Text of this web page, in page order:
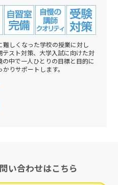
しくなった学校の授業に対し
スト対策、大学入試に向けた対
中で一人ひとりの目標と目的に
りサポートします。
い合わせはこちら